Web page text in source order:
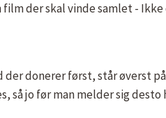
der skal vinde samlet -
der donerer først, står øverst
så jo før man melder sig